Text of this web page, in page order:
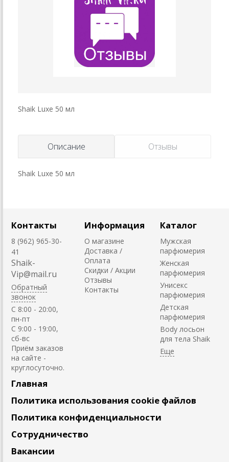
Shaik Luxe 50 мл
Описание Отзывы
Shaik Luxe 50 мл
Контакты
8 (962) 965-30-
41
Shaik-
Vip@mail.ru
Обратный
звонок
C 8:00 - 20:00,
пн-пт
С 9:00 - 19:00,
сб-вс
Приём заказов
на сайте -
круглосуточно.
Информация
О магазине
Доставка /
Оплата
Скидки / Акции
Отзывы
Контакты
Каталог
Мужская
парфюмерия
Женская
парфюмерия
Унисекс
парфюмерия
Детская
парфюмерия
Body лосьон
для тела Shaik
Главная
Политика использования cookie файлов
Политика конфиденциальности
Сотрудничество
Вакансии